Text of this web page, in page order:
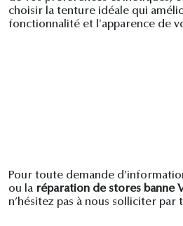
choisir la tenture idéale qui
fonctionnalité et l'apparence de
Pour toute demande
ou la réparation de stores banne
n’hésitez pas à nous solliciter par